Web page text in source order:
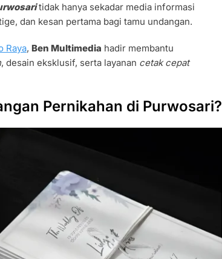
tidak hanya sekadar media informasi
dan kesan pertama bagi tamu undangan.
Raya, Ben Multimedia hadir membantu
, desain eksklusif, serta layanan cetak cepat
Pernikahan di Purwosari?